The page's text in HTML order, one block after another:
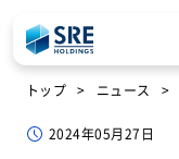
トップ ニュース
2024年05月27日